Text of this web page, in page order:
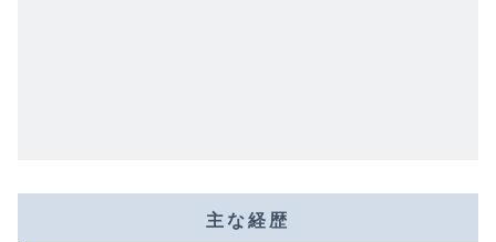
主な経歴